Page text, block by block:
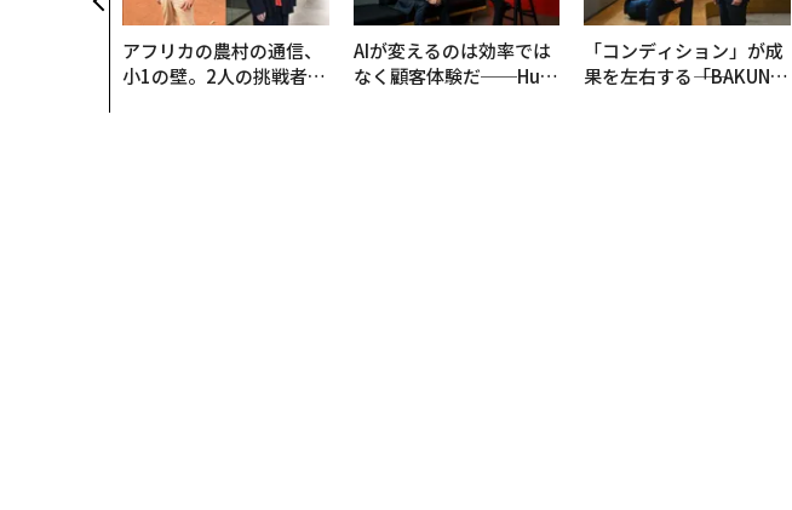
アフリカの農村の通信、
小1の壁。2人の挑戦者が
AIが変えるのは効率では
なく顧客体験だ──Hub
「コンディション」が成
果を左右する――「BAKUN